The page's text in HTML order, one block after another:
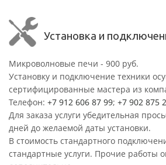
Установка и
Микроволновые печи - 900 руб.
Установку и подключение техники
сертифицированные мастера из
Телефон: +7 912 606 87 99; +7 902 875
Для заказа услуги убедительная
дней до желаемой даты установки.
В стоимость стандартного
стандартные услуги. Прочие работы